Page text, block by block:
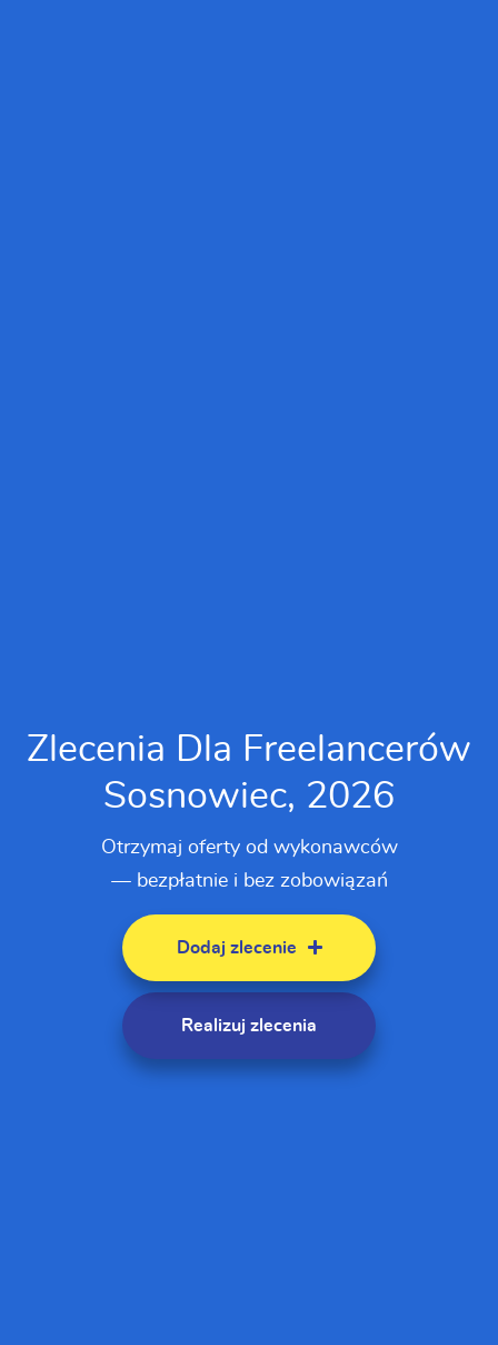
Zlecenia Dla Freelancerów
Sosnowiec, 2026
Otrzymaj oferty od wykonawców
— bezpłatnie i bez zobowiązań
Dodaj zlecenie
Realizuj zlecenia